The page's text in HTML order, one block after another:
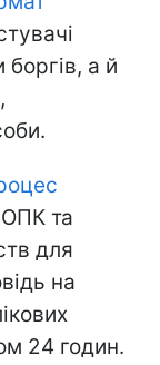
а й
ОПК та
для
на
24 годин.